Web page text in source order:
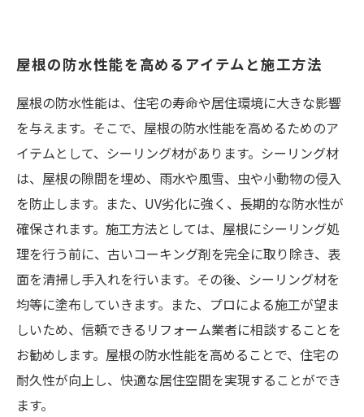
屋根の防水性能を高めるアイテムと施工方法
屋根の防水性能は、住宅の寿命や居住環境に大きな影響
を与えます。そこで、屋根の防水性能を高めるためのア
イテムとして、シーリング材があります。シーリング材
は、屋根の隙間を埋め、雨水や風雪、虫や小動物の侵入
を防止します。また、UV劣化に強く、長期的な防水性が
確保されます。施工方法としては、屋根にシーリング処
理を行う前に、古いコーキング剤を完全に取り除き、表
面を清掃し手入れを行います。その後、シーリング材を
均等に塗布していきます。また、プロによる施工が望ま
しいため、信頼できるリフォーム業者に相談することを
お勧めします。屋根の防水性能を高めることで、住宅の
耐久性が向上し、快適な居住空間を実現することができ
ます。